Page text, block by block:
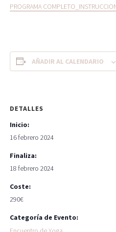
PROGRAMA
AÑADIR AL CALENDARIO
DETALLES
Inicio:
16 febrero 2024
Finaliza:
18 febrero 2024
Coste:
290€
Categoría de Evento: